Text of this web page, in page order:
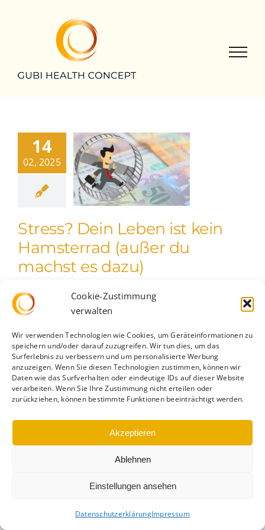
Cookie-Zustimmung
verwalten
Wir verwenden Technologien wie Cookies, um Geräteinformationen zu
speichern und/oder darauf zuzugreifen. Wir tun dies, um das
Surferlebnis zu verbessern und um personalisierte Werbung
anzuzeigen. Wenn Sie diesen Technologien zustimmen, können wir
Daten wie das Surfverhalten oder eindeutige IDs auf dieser Website
verarbeiten. Wenn Sie Ihre Zustimmung nicht erteilen oder
zurückziehen, können bestimmte Funktionen beeinträchtigt werden.
Akzeptieren
Ablehnen
Einstellungen ansehen
DatenschutzerklärungImpressum
14
02, 2025
Stress? Dein Leben ist kein
Hamsterrad (außer du
machst es dazu)
Stress ist wie ein schlechter One-Night-Stand.
Erst denkst du, [...]
Impressum|Cookie-Richtlinie